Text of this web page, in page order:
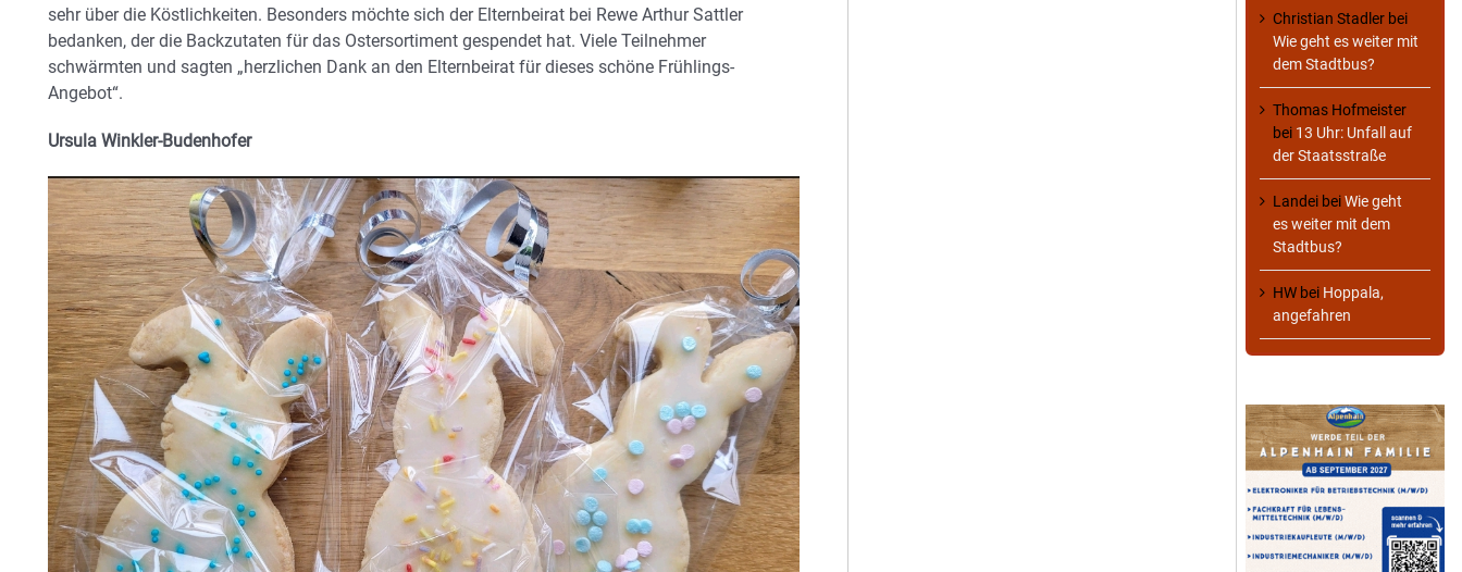
sehr über die Köstlichkeiten. Besonders möchte sich der Elternbeirat bei Rewe Arthur Sattler
bedanken, der die Backzutaten für das Ostersortiment gespendet hat. Viele Teilnehmer
schwärmten und sagten „herzlichen Dank an den Elternbeirat für dieses schöne Frühlings-
Angebot“.
Ursula Winkler-Budenhofer
Christian Stadler bei
Wie geht es weiter mit
dem Stadtbus?
Thomas Hofmeister
bei 13 Uhr: Unfall auf
der Staatsstraße
Landei beiWie geht
es weiter mit dem
Stadtbus?
HW bei Hoppala,
angefahren